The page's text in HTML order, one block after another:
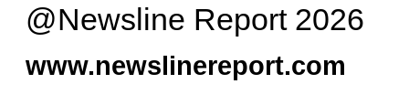
@Newsline Report 2026
www.newslinereport.com